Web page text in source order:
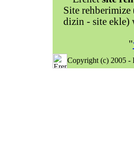
Site rehberimize
dizin - site ekle)
"
Copyright (c) 2005 -